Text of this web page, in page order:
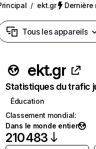
/ ekt.gr Dernière
Tous les appareils
ekt.gr
Statistiques du trafic
Éducation
Classement mondial:
Dans le monde entier
210 483